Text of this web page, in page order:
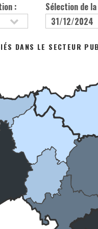
: Sélection de
DANS LE SECTEUR